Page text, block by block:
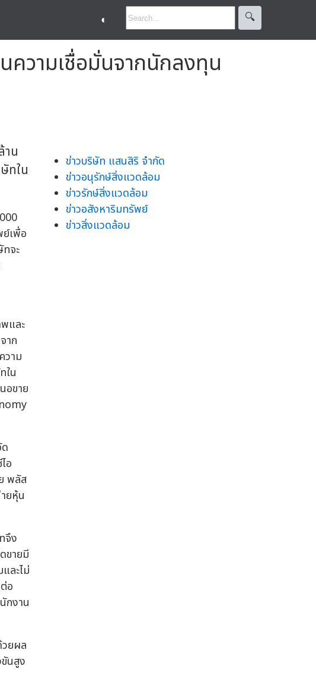
◐ 🔍︎
วามเชื่อมั่นจากนักลงทุน
าน
ทใน
เพื่อ
จะ
และ
าก
วาม
ใน
อขาย
อ
พลัส
ยหุ้น
จึง
ขายมี
ละไม่
อ
กงาน
ยผล
นสูง
ข่าวบริษัท แสนสิริ จำกัด
ข่าวอนุรักษ์สิ่งแวดล้อม
ข่าวรักษ์สิ่งแวดล้อม
ข่าวอสังหาริมทรัพย์
ข่าวสิ่งแวดล้อม